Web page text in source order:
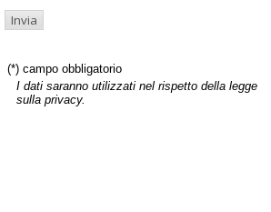
(*) campo obbligatorio
I dati saranno utilizzati nel rispetto della legge
sulla privacy.